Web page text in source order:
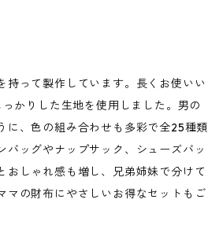
持って製作しています。長くお使いい
かりした生地を使用しました。男の
に、色の組み合わせも多彩で全25種類
バッグやナップサック、シューズバッ
おしゃれ感も増し、兄弟姉妹で分けて
マの財布にやさしいお得なセットもご